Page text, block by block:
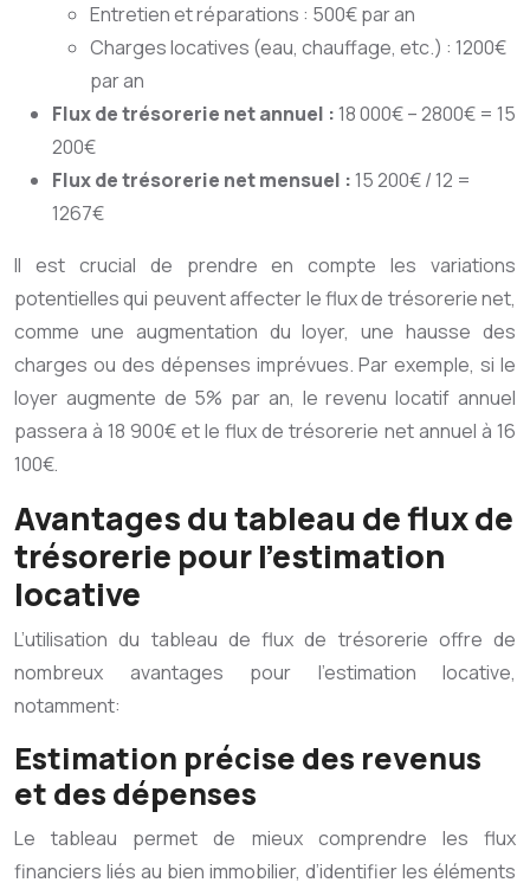
Entretien et réparations : 500€ par an
Charges locatives (eau, chauffage, etc.) : 1200€
par an
Flux de trésorerie net annuel : 18 000€ – 2800€ = 15
200€
Flux de trésorerie net mensuel : 15 200€ / 12 =
1267€
Il est crucial de prendre en compte les variations
potentielles qui peuvent affecter le flux de trésorerie net,
comme une augmentation du loyer, une hausse des
charges ou des dépenses imprévues. Par exemple, si le
loyer augmente de 5% par an, le revenu locatif annuel
passera à 18 900€ et le flux de trésorerie net annuel à 16
100€.
Avantages du tableau de flux de
trésorerie pour l’estimation
locative
L’utilisation du tableau de flux de trésorerie offre de
nombreux avantages pour l’estimation locative,
notamment:
Estimation précise des revenus
et des dépenses
Le tableau permet de mieux comprendre les flux
financiers liés au bien immobilier, d’identifier les éléments